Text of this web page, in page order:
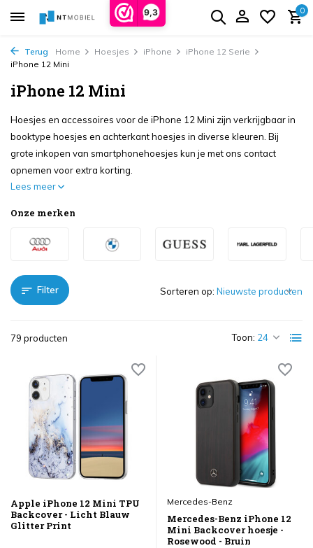
9,3 0
Terug Home Hoesjes iPhone
iPhone 12 Serie
iPhone 12 Mini
iPhone 12 Mini
Hoesjes en accessoires voor de iPhone 12 Mini zijn verkrijgbaar in
booktype hoesjes en achterkant hoesjes in diverse kleuren. Bij
grote inkopen van smartphonehoesjes kun je met ons contact
opnemen voor extra korting.
Lees meer
Onze merken
Filter
79 producten Toon:
Sorteren op:
Apple iPhone 12 Mini TPU
Backcover - Licht Blauw
Glitter Print
Mercedes-Benz
Mercedes-Benz iPhone 12
Mini Backcover hoesje -
Rosewood - Bruin